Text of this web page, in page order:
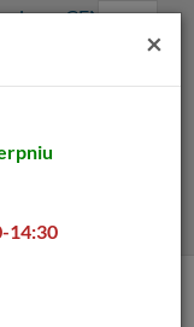
CEN
Menu
×
14:30